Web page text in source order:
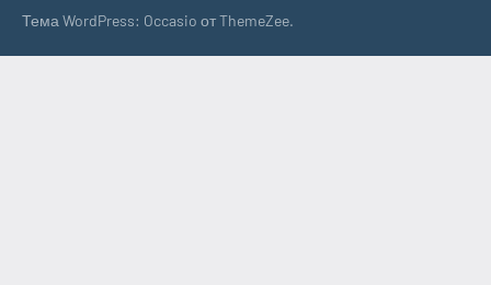
Тема WordPress: Occasio от ThemeZee.